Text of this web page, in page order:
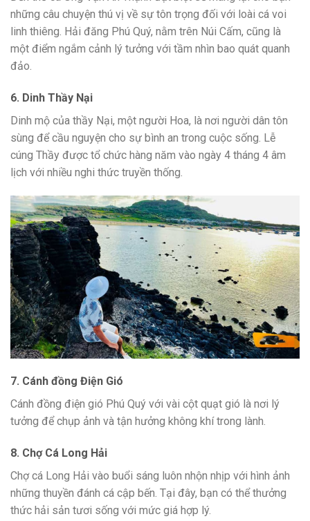
những câu chuyện thú vị về sự tôn trọng đối với loài cá voi
linh thiêng. Hải đăng Phú Quý, nằm trên Núi Cấm, cũng là
một điểm ngắm cảnh lý tưởng với tầm nhìn bao quát quanh
đảo.
6. Dinh Thầy Nại
Dinh mộ của thầy Nại, một người Hoa, là nơi người dân tôn
sùng để cầu nguyện cho sự bình an trong cuộc sống. Lễ
cúng Thầy được tổ chức hàng năm vào ngày 4 tháng 4 âm
lịch với nhiều nghi thức truyền thống.
7. Cánh đồng Điện Gió
Cánh đồng điện gió Phú Quý với vài cột quạt gió là nơi lý
tưởng để chụp ảnh và tận hưởng không khí trong lành.
8. Chợ Cá Long Hải
Chợ cá Long Hải vào buổi sáng luôn nhộn nhịp với hình ảnh
những thuyền đánh cá cập bến. Tại đây, bạn có thể thưởng
thức hải sản tươi sống với mức giá hợp lý.